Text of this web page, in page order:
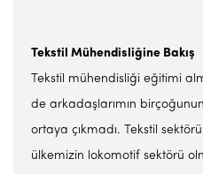
Tekstil Mühendisliğine Bakış
Tekstil mühendisliği eğitimi
de arkadaşlarımın
ortaya çıkmadı. Tekstil
ülkemizin lokomotif sektörü